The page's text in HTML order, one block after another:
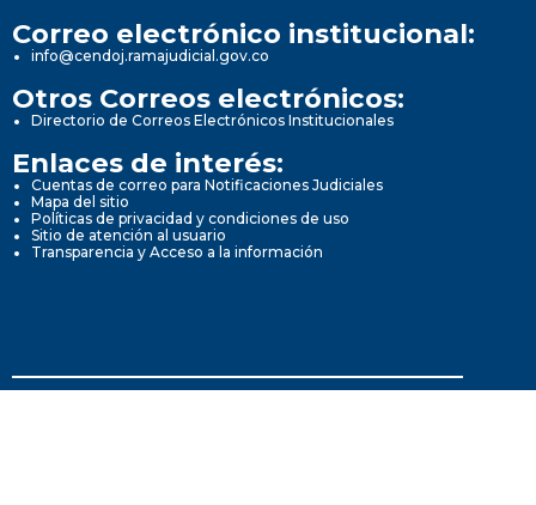
Correo electrónico institucional:
info@cendoj.ramajudicial.gov.co
Otros Correos electrónicos:
Directorio de Correos Electrónicos Institucionales
Enlaces de interés:
Cuentas de correo para Notificaciones Judiciales
Mapa del sitio
Políticas de privacidad y condiciones de uso
Sitio de atención al usuario
Transparencia y Acceso a la información